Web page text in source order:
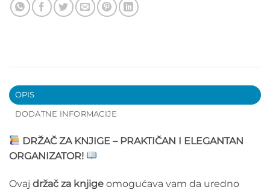
OPIS
DODATNE INFORMACIJE
DRŽAČ ZA KNJIGE – PRAKTIČAN I ELEGANTAN
ORGANIZATOR!
Ovaj držač za knjige omogućava vam da uredno